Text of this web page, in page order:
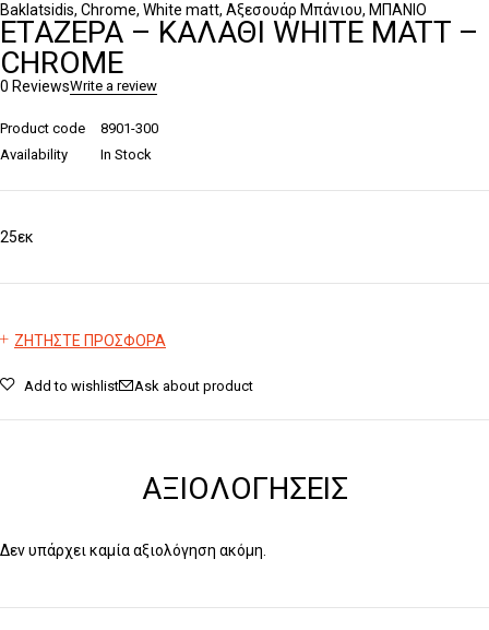
Baklatsidis, Chrome, White matt, Αξεσουάρ Μπάνιου, ΜΠΑΝΙΟ
ΕΤΑΖΈΡΑ – ΚΑΛΆΘΙ WHITE MATT –
CHROME
0 ReviewsWrite a review
Product code
8901-300
Availability
In Stock
25εκ
ΖΗΤΗΣΤΕ ΠΡΟΣΦΟΡΑ
Add to wishlist Ask about product
ΑΞΙΟΛΟΓΉΣΕΙΣ
Δεν υπάρχει καμία αξιολόγηση ακόμη.